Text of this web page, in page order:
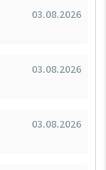
03.08.2026
03.08.2026
03.08.2026